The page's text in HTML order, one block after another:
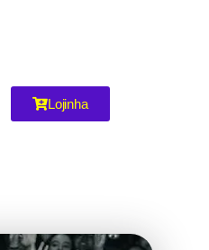
Lojinha